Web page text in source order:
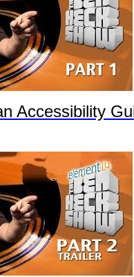
Accessibility